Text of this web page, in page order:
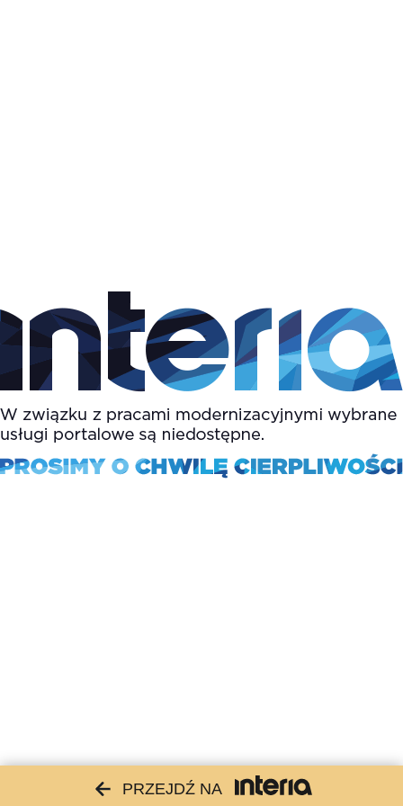
PRZEJDŹ NA